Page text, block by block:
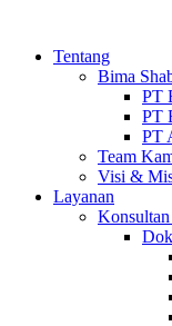
Tentang
Bima
PT
PT
PT
Team
Visi &
Layanan